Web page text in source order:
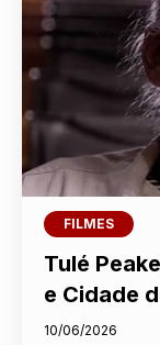
FILMES
Tulé
e Cidade
10/06/2026